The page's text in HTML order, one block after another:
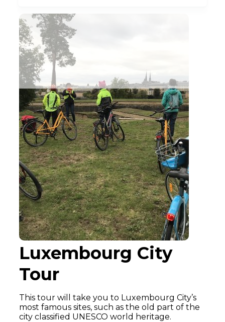
Luxembourg City
Tour
This tour will take you to Luxembourg City’s
most famous sites, such as the old part of the
city classified UNESCO world heritage.